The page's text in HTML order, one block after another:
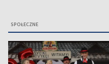
SPOŁECZNE